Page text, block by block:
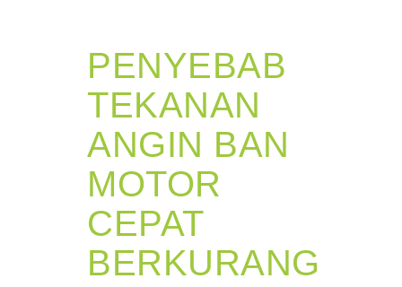
PENYEBAB
TEKANAN
ANGIN BAN
MOTOR
CEPAT
BERKURANG